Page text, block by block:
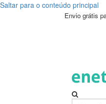
Saltar para o conteúdo principal
Envio grátis